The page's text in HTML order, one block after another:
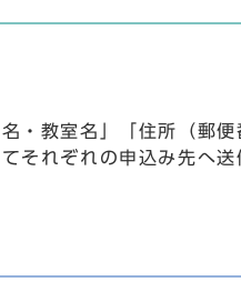
・教室名」「住所（郵便
それぞれの申込み先へ送